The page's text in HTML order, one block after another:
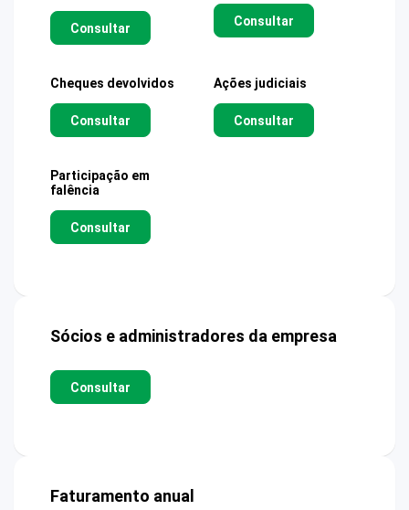
Consultar Consultar
Cheques devolvidos
Consultar
Ações judiciais
Consultar
Participação em
falência
Consultar
Sócios e administradores da empresa
Consultar
Faturamento anual